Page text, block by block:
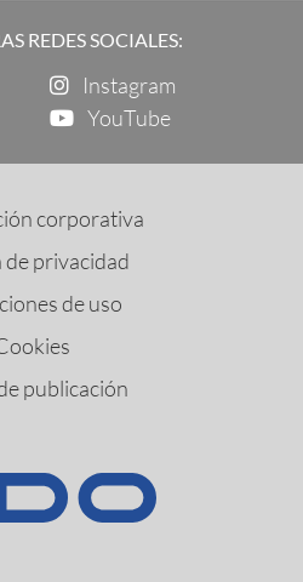
REDES SOCIALES:
Instagram
YouTube
corporativa
de privacidad
de uso
publicación